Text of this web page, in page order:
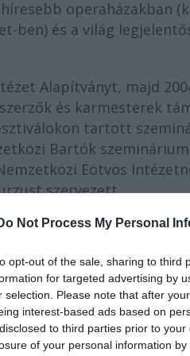
Not Process My Personal
opt-out of the sale, sharing to third
for targeted advertising by
selection. Please note that after
interest-based ads based on
to third parties prior to
of your personal information
operaházakban
ben) és a világ
Alapítványt, majd
és karmesterek
tartott
Bartók
Eötvös
szervezett.
és zenekari
akár két hanggal is,
Operában 1998-ban
mű több zenei díjat is
premierjéről - amelyen
Grammophon
műsorra